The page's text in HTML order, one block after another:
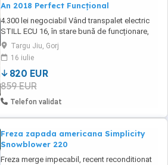
An 2018 Perfect Funcțional
4.300 lei negociabil Vând transpalet electric
STILL ECU 16, în stare bună de funcționare,
ideal pentru depozit, logistică sau magazin.
Capacitate ridicare: 1600 kg An fabricație:
2018 Alimentare: 24V Marcă premium STILL
(Germania) Funcționează bine deplasare și
ridicare fără probleme ...
Targu Jiu, Gorj
16 iulie
820 EUR
859 EUR
Telefon validat
Freza zapada americana Simplicity
Snowblower 220
Freza merge impecabil, recent reconditionat